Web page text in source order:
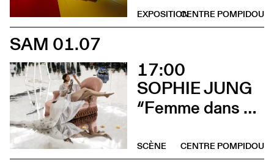
CENTRE POMPIDOU
EXPOSITION
SAM 01.07
17:00
SOPHIE JUNG
“Femme dans un extérieur (La Pisseuse)”
CENTRE POMPIDOU
SCÈNE